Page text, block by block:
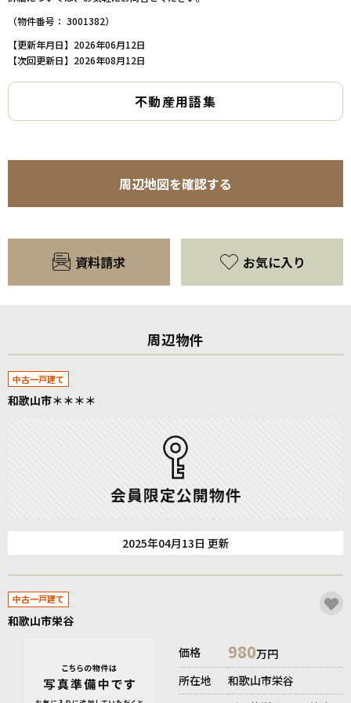
（物件番号： 3001382）
【更新年月日】2026年06月12日
【次回更新日】2026年08月12日
不動産用語集
周辺地図を確認する
資料請求 お気に入り
周辺物件
中古一戸建て
和歌山市＊＊＊＊
2025年04月13日 更新
中古一戸建て
和歌山市栄谷
価格
980万円
所在地
和歌山市栄谷